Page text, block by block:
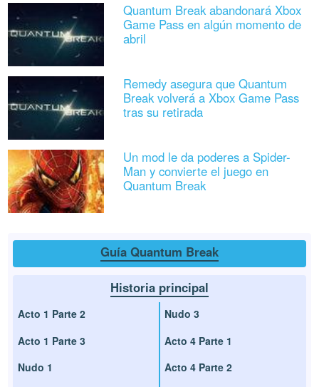
Quantum Break abandonará Xbox
Game Pass en algún momento de
abril
Remedy asegura que Quantum
Break volverá a Xbox Game Pass
tras su retirada
Un mod le da poderes a Spider-
Man y convierte el juego en
Quantum Break
Guía Quantum Break
Historia principal
Acto 1 Parte 2
Acto 1 Parte 3
Nudo 1
Nudo 3
Acto 4 Parte 1
Acto 4 Parte 2